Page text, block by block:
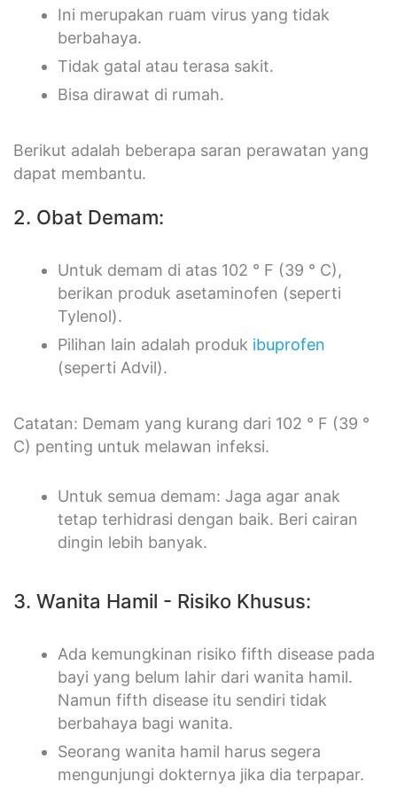
Ini merupakan ruam virus yang tidak
berbahaya.
Tidak gatal atau terasa sakit.
Bisa dirawat di rumah.
Berikut adalah beberapa saran perawatan yang
dapat membantu.
2. Obat Demam:
Untuk demam di atas 102 ° F (39 ° C),
berikan produk asetaminofen (seperti
Tylenol).
Pilihan lain adalah produk ibuprofen
(seperti Advil).
Catatan: Demam yang kurang dari 102 ° F (39 °
C) penting untuk melawan infeksi.
Untuk semua demam: Jaga agar anak
tetap terhidrasi dengan baik. Beri cairan
dingin lebih banyak.
3. Wanita Hamil - Risiko Khusus:
Ada kemungkinan risiko fifth disease pada
bayi yang belum lahir dari wanita hamil.
Namun fifth disease itu sendiri tidak
berbahaya bagi wanita.
Seorang wanita hamil harus segera
mengunjungi dokternya jika dia terpapar.